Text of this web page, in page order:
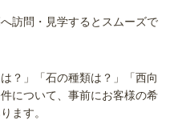
訪問・見学するとスムーズで
？」「石の種類は？」「西向
について、事前にお客様の希
ます。